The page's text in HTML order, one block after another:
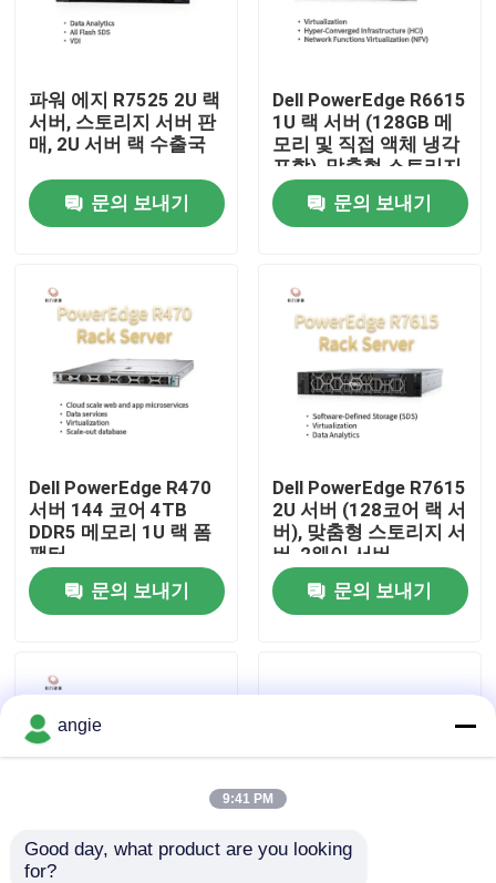
제품
우리 에 관한 것
품질 관리
저희와 연락
사건
랙 스토리지 서버
파워 에지 R7525 2U 랙
서버, 스토리지 서버 판
매, 2U 서버 랙 수출국
문의 보내기
Dell PowerEdge R6615
1U 랙 서버 (128GB 메
모리 및 직접 액체 냉각
포함), 맞춤형 스토리지
서버, 2웨이 서버
문의 보내기
Dell PowerEdge R470
서버 144 코어 4TB
DDR5 메모리 1U 랙 폼
팩터
문의 보내기
Dell PowerEdge R7615
2U 서버 (128코어 랙 서
버), 맞춤형 스토리지 서
버, 2웨이 서버
문의 보내기
Dell PowerEdge R570
angie
9:41 PM
Good day, what product are you looking
for?